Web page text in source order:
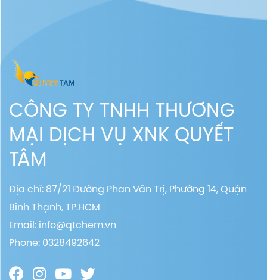
CÔNG TY TNHH THƯƠNG
MẠI DỊCH VỤ XNK QUYẾT
TÂM
Địa chỉ: 87/21 Đường Phan Văn Trị, Phường 14, Quận
Bình Thạnh, TP.HCM
Email: info@qtchem.vn
Phone: 0328492642